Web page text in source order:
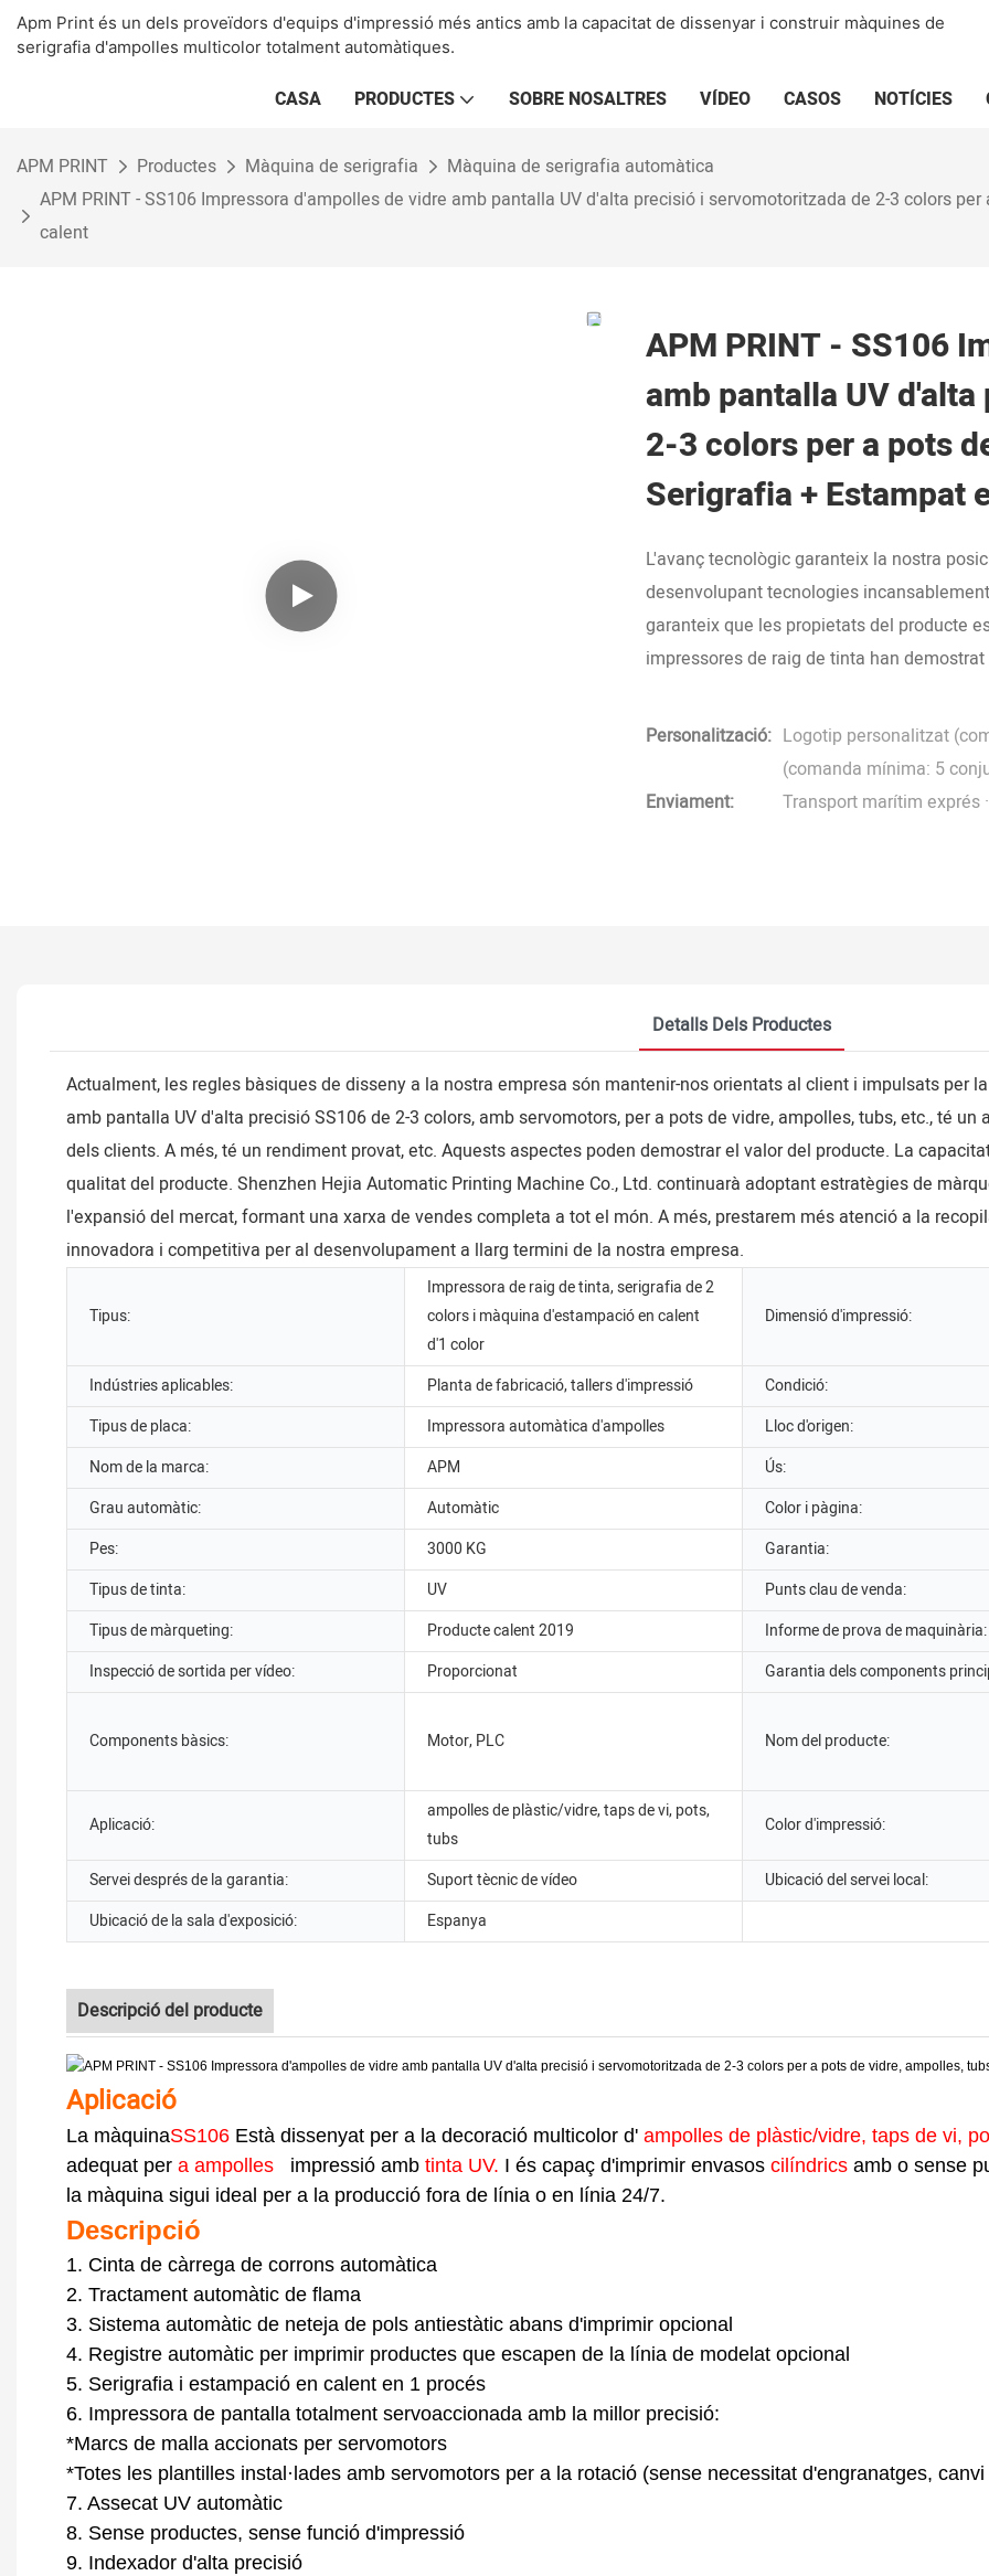
Apm Print és un dels proveïdors d'equips d'impressió més antics amb la capacitat de dissenyar i construir màquines de
serigrafia d'ampolles multicolor totalment automàtiques.
CASA PRODUCTES SOBRE NOSALTRES VÍDEO CASOS NOTÍCIES
APM PRINT Productes Màquina de serigrafia
Màquina de serigrafia automàtica
APM PRINT - SS106 Impressora d'ampolles de vidre amb pantalla UV d'alta precisió i servomotoritzada de 2-3 colors
calent
APM PRINT - SS106
amb pantalla UV
2-3 colors per a pots
Serigrafia + Estampat
L'avanç tecnològic garanteix la nostra
desenvolupant tecnologies
garanteix que les propietats del producte
impressores de raig de tinta han
Personalització: Logotip personalitzat
(comanda mínima: 5
Enviament:
Transport marítim exprés
Detalls Dels Productes
Actualment, les regles bàsiques de disseny a la nostra empresa són mantenir-nos orientats al client i impulsats per
amb pantalla UV d'alta precisió SS106 de 2-3 colors, amb servomotors, per a pots de vidre, ampolles, tubs, etc., té
dels clients. A més, té un rendiment provat, etc. Aquests aspectes poden demostrar el valor del producte. La
qualitat del producte. Shenzhen Hejia Automatic Printing Machine Co., Ltd. continuarà adoptant estratègies de
l'expansió del mercat, formant una xarxa de vendes completa a tot el món. A més, prestarem més atenció a la
innovadora i competitiva per al desenvolupament a llarg termini de la nostra empresa.
Tipus:
Impressora de raig de tinta, serigrafia de 2
colors i màquina d'estampació en calent
d'1 color
Dimensió d'impressió:
Indústries aplicables: Planta de fabricació, tallers d'impressió Condició:
Tipus de placa:
Impressora automàtica d'ampolles Lloc d'origen:
Nom de la marca:
APM Ús:
Grau automàtic:
Automàtic Color i pàgina:
Pes:
3000 KG Garantia:
Tipus de tinta:
UV Punts clau de venda:
Tipus de màrqueting:
Producte calent 2019 Informe de prova de maquinària:
Inspecció de sortida per vídeo:
Proporcionat Garantia dels components
Components bàsics: Motor, PLC Nom del producte:
Aplicació:
ampolles de plàstic/vidre, taps de vi, pots,
tubs
Color d'impressió:
Servei després de la garantia: Suport tècnic de vídeo Ubicació del servei local:
Ubicació de la sala d'exposició:
Espanya
Descripció del producte
Aplicació
La màquinaSS106 Està dissenyat per a la decoració multicolor d' ampolles de plàstic/vidre, taps de vi,
adequat per a ampolles impressió amb tinta UV. I és capaç d'imprimir envasos cilíndrics amb o sense
la màquina sigui ideal per a la producció fora de línia o en línia 24/7.
Descripció
1. Cinta de càrrega de corrons automàtica
2. Tractament automàtic de flama
3. Sistema automàtic de neteja de pols antiestàtic abans d'imprimir opcional
4. Registre automàtic per imprimir productes que escapen de la línia de modelat opcional
5. Serigrafia i estampació en calent en 1 procés
6. Impressora de pantalla totalment servoaccionada amb la millor precisió:
*Marcs de malla accionats per servomotors
*Totes les plantilles instal·lades amb servomotors per a la rotació (sense necessitat d'engranatges,
7. Assecat UV automàtic
8. Sense productes, sense funció d'impressió
9. Indexador d'alta precisió